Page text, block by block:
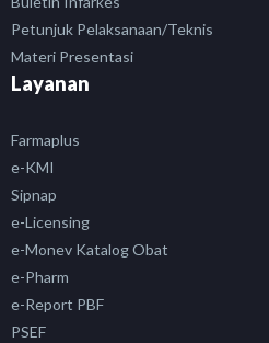
Petunjuk Pelaksanaan/Teknis
Materi Presentasi
Layanan
Farmaplus
e-KMI
Sipnap
e-Licensing
e-Monev Katalog Obat
e-Pharm
e-Report PBF
PSEF